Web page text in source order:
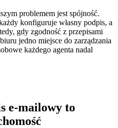
problemem jest spójność.
konfiguruje własny podpis, a
gdy zgodność z przepisami
jedno miejsce do zarządzania
każdego agenta nadal
e-mailowy to